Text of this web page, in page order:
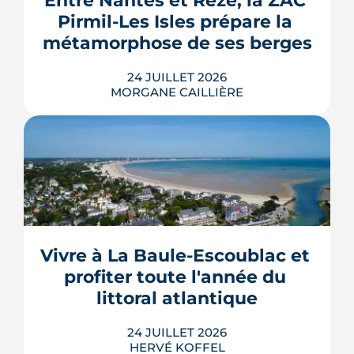
fonction de mes besoins. Je
recommande sans hésiter.
fenêtres, VMC, chauffe-eau
thermodynamique, chauffage au bois
et solaire thermi...
Pirmil-Les Isles prépare la
métamorphose de ses berges
24 JUILLET 2026
MORGANE CAILLIÈRE
Le projet de la ZAC Pirmil-Les Isles
déploie 3 300 logements neufs entre
Rezé et Nantes, dont 55 % attribués au
en Bail Réel Solidaire.
LIRE L'ARTICLE
Vivre à La Baule-Escoublac et
profiter toute l'année du
littoral atlantique
24 JUILLET 2026
HERVÉ KOFFEL